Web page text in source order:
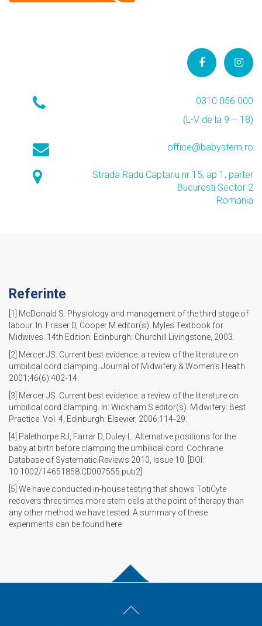
0310 056 000
(L-V de la 9 – 18)
office@babystem.ro
Strada Radu Captariu nr 15, ap 1, parter
Bucuresti Sector 2
Romania
Referinte
[1] McDonald S. Physiology and management of the third stage of
labour. In: Fraser D, Cooper M editor(s). Myles Textbook for
Midwives. 14th Edition. Edinburgh: Churchill Livingstone, 2003.
[2] Mercer JS. Current best evidence: a review of the literature on
umbilical cord clamping. Journal of Midwifery & Women’s Health
2001;46(6):402‐14.
[3] Mercer JS. Current best evidence: a review of the literature on
umbilical cord clamping. In: Wickham S editor(s). Midwifery: Best
Practice. Vol. 4, Edinburgh: Elsevier, 2006:114‐29.
[4] Palethorpe RJ, Farrar D, Duley L. Alternative positions for the
baby at birth before clamping the umbilical cord. Cochrane
Database of Systematic Reviews 2010, Issue 10. [DOI:
10.1002/14651858.CD007555.pub2]
[5] We have conducted in-house testing that shows TotiCyte
recovers three times more stem cells at the point of therapy than
any other method we have tested. A summary of these
experiments can be found here